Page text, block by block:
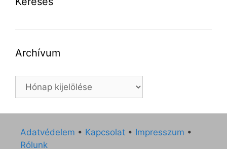
Archívum
Archívum
Adatvédelem • Kapcsolat • Impresszum •
Rólunk